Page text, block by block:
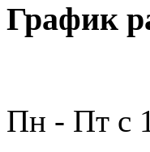
График
Пн - Пт с